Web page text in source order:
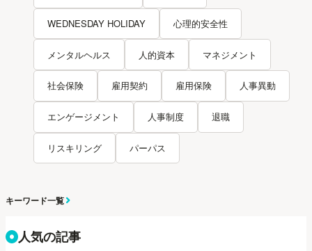
WEDNESDAY HOLIDAY 心理的安全性
メンタルヘルス 人的資本 マネジメント
社会保険 雇用契約 雇用保険 人事異動
エンゲージメント 人事制度 退職
リスキリング パーパス
キーワード一覧
人気の記事